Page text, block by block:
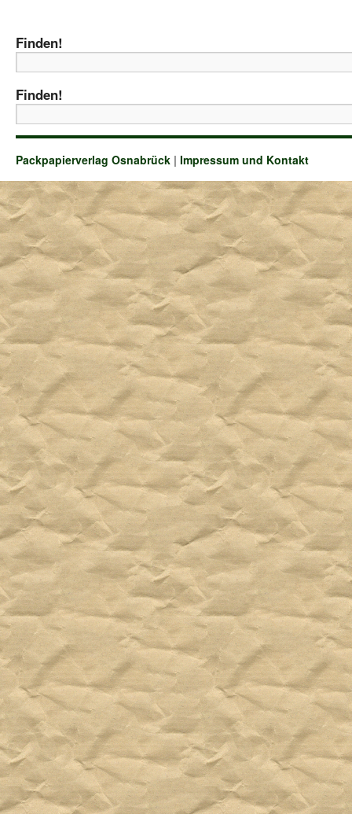
Finden!
Finden!
Packpapierverlag Osnabrück | Impressum und Kontakt